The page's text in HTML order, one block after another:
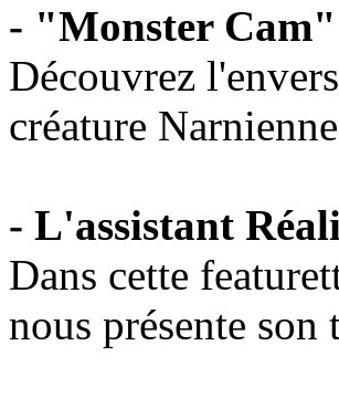
- "Monster Cam"
Découvrez
créature
- L'assistant
Dans cette
nous présente son